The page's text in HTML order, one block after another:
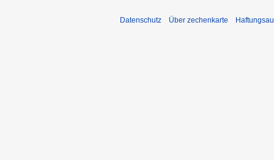
Datenschutz Über zechenkarte